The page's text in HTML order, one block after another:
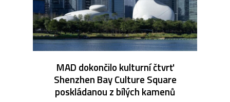
MAD dokončilo kulturní čtvrť
Shenzhen Bay Culture Square
poskládanou z bílých kamenů